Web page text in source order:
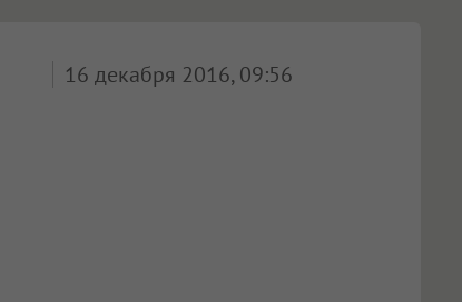
16 декабря 2016, 09:56